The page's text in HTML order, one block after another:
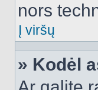
nors
Į viršų
» Kodėl